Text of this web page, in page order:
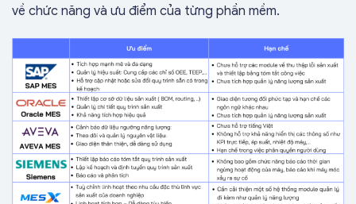
về chức năng và ưu điểm của từng phần mềm.